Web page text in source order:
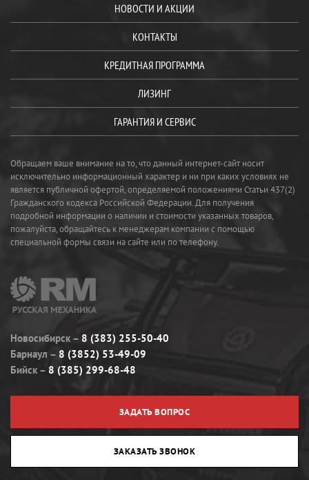
НОВОСТИ И АКЦИИ
КОНТАКТЫ
КРЕДИТНАЯ ПРОГРАММА
ЛИЗИНГ
ГАРАНТИЯ И СЕРВИС
Обращаем ваше внимание на то, что данный интернет-сайт носит
исключительно информационный характер и ни при каких условиях не
является публичной офертой, определяемой положениями Статьи 437(2)
Гражданского кодекса Российской Федерации. Для получения
подробной информации о наличии и стоимости указанных товаров,
пожалуйста, обращайтесь к менеджерам компании с помощью
специальной формы связи на сайте или по телефону.
Новосибирск
8 (383) 255-50-40
Барнаул
8 (3852) 53-49-09
Бийск
8 (385) 299-68-48
ЗАДАТЬ ВОПРОС
ЗАКАЗАТЬ ЗВОНОК